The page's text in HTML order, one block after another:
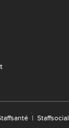
| Staffsocial